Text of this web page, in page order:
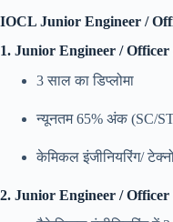
IOCL Junior Engineer /
1. Junior Engineer / Officer
3 साल का डिप्लोमा
न्यूनतम 65% अंक (SC/
केमिकल इंजीनियरिंग/
2. Junior Engineer / Officer